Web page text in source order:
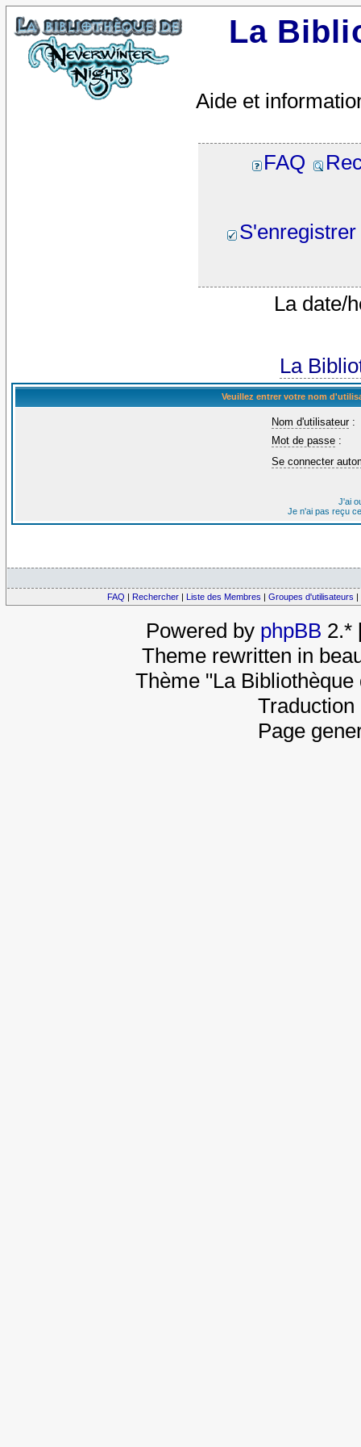
La
Aide et
FAQ
S'enregistrer
La date/
La
Veuillez entrer votre nom
Nom d'utilisateur:
Mot de passe :
Se connecter
J'ai
Je n'ai pas reçu
FAQ | Rechercher | Liste des Membres | Groupes d'utilisateurs |
Powered by phpBB 2.*
Theme rewritten in
Thème "La
Page